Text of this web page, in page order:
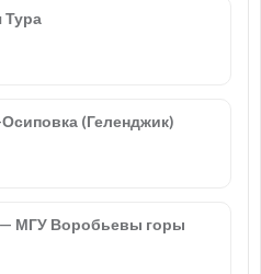
Тура
(Геленджик)
МГУ Воробьевы горы